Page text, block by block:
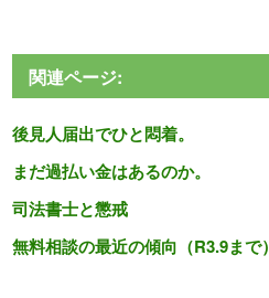
関連ページ:
後見人届出でひと悶着。
まだ過払い金はあるのか。
司法書士と懲戒
無料相談の最近の傾向（R3.9まで）